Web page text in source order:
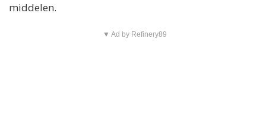
middelen.
▼ Ad by Refinery89